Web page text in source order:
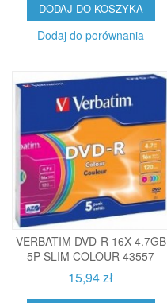
DODAJ DO KOSZYKA
Dodaj do porównania
VERBATIM DVD-R 16X 4.7GB
5P SLIM COLOUR 43557
15,94 zł